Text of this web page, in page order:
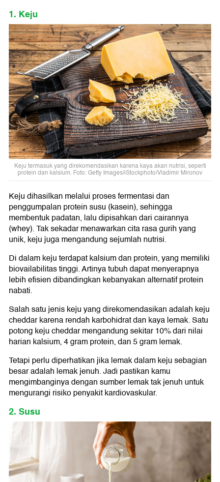
1. Keju
Keju termasuk yang direkomendasikan karena kaya akan nutrisi, seperti
protein dan kalsium. Foto: Getty Images/iStockphoto/Vladimir Mironov
Keju dihasilkan melalui proses fermentasi dan
penggumpalan protein susu (kasein), sehingga
membentuk padatan, lalu dipisahkan dari cairannya
(whey). Tak sekadar menawarkan cita rasa gurih yang
unik, keju juga mengandung sejumlah nutrisi.
Di dalam keju terdapat kalsium dan protein, yang memiliki
biovailabilitas tinggi. Artinya tubuh dapat menyerapnya
lebih efisien dibandingkan kebanyakan alternatif protein
nabati.
Salah satu jenis keju yang direkomendasikan adalah keju
cheddar karena rendah karbohidrat dan kaya lemak. Satu
potong keju cheddar mengandung sekitar 10% dari nilai
harian kalsium, 4 gram protein, dan 5 gram lemak.
Tetapi perlu diperhatikan jika lemak dalam keju sebagian
besar adalah lemak jenuh. Jadi pastikan kamu
mengimbanginya dengan sumber lemak tak jenuh untuk
mengurangi risiko penyakit kardiovaskular.
2. Susu